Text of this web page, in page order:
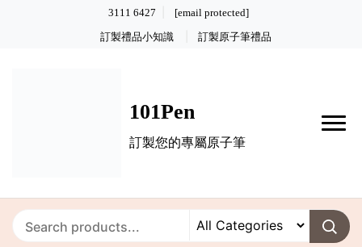
3111 6427 [email protected]
訂製禮品小知識 訂製原子筆禮品
101Pen
訂製您的專屬原子筆